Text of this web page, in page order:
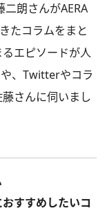
二朗さんがAERA
たコラムをまと
エピソードが人
、Twitterやコラ
さんに伺いまし
すすめしたいコ